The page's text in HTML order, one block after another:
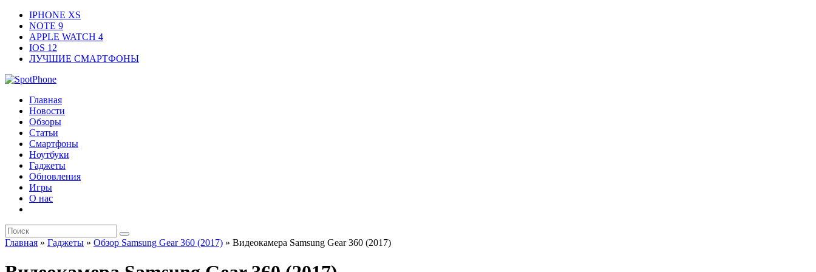
IPHONE XS
NOTE 9
APPLE WATCH 4
IOS 12
ЛУЧШИЕ СМАРТФОНЫ
Главная
Новости
Обзоры
Статьи
Смартфоны
Ноутбуки
Гаджеты
Обновления
Игры
О нас
Главная » Гаджеты » Обзор Samsung Gear 360 (2017) » Видеокамера Samsung Gear 360 (2017)